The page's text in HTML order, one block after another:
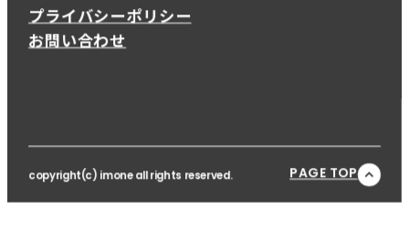
プライバシーポリシー
お問い合わせ
copyright(c) imone all rights reserved. PAGE TOP